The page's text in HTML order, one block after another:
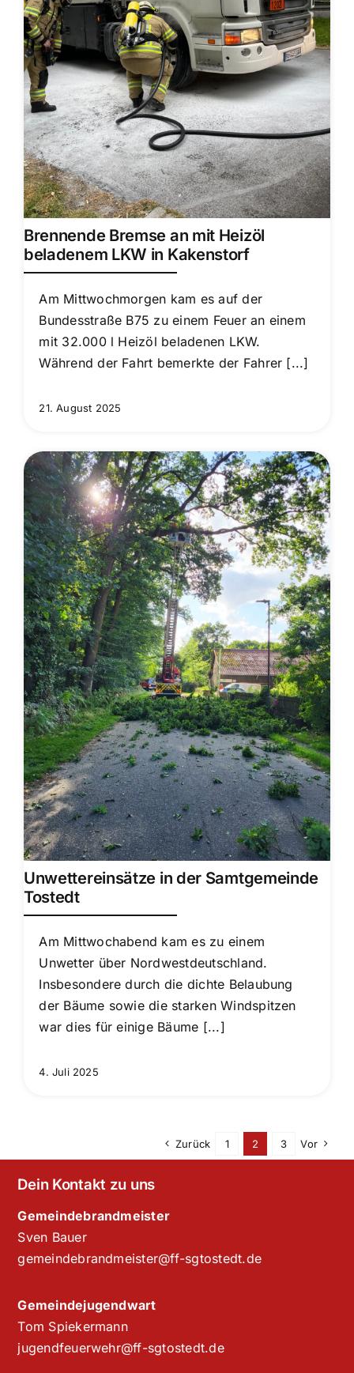
Brennende Bremse an mit Heizöl
beladenem LKW in Kakenstorf
Am Mittwochmorgen kam es auf der
Bundesstraße B75 zu einem Feuer an einem
mit 32.000 l Heizöl beladenen LKW.
Während der Fahrt bemerkte der Fahrer [...]
21. August 2025
Unwettereinsätze in der Samtgemeinde
Tostedt
Am Mittwochabend kam es zu einem
Unwetter über Nordwestdeutschland.
Insbesondere durch die dichte Belaubung
der Bäume sowie die starken Windspitzen
war dies für einige Bäume [...]
4. Juli 2025
Zurück 1 2 3 Vor
Dein Kontakt zu uns
Gemeindebrandmeister
Sven Bauer
gemeindebrandmeister@ff-sgtostedt.de
Gemeindejugendwart
Tom Spiekermann
jugendfeuerwehr@ff-sgtostedt.de